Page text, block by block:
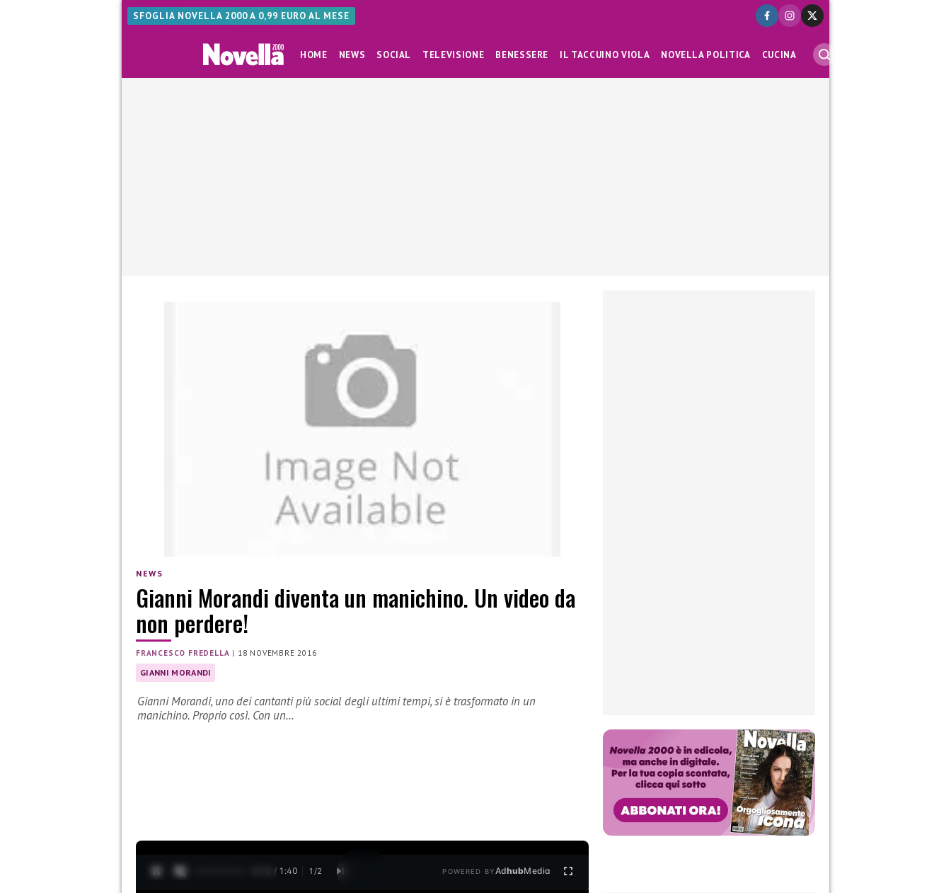
SFOGLIA NOVELLA 2000 A 0,99 EURO AL MESE
HOME NEWS SOCIAL TELEVISIONE BENESSERE IL TACCUINO VIOLA NOVELLA POLITICA CUCINA
NEWS
Gianni Morandi diventa un manichino. Un video da
non perdere!
FRANCESCO FREDELLA | 18 NOVEMBRE 2016
GIANNI MORANDI
Gianni Morandi, uno dei cantanti più social degli ultimi tempi, si è trasformato in un
manichino. Proprio così. Con un…
0:12 / 1:40 1 /2 POWERED BYAdhubMedia